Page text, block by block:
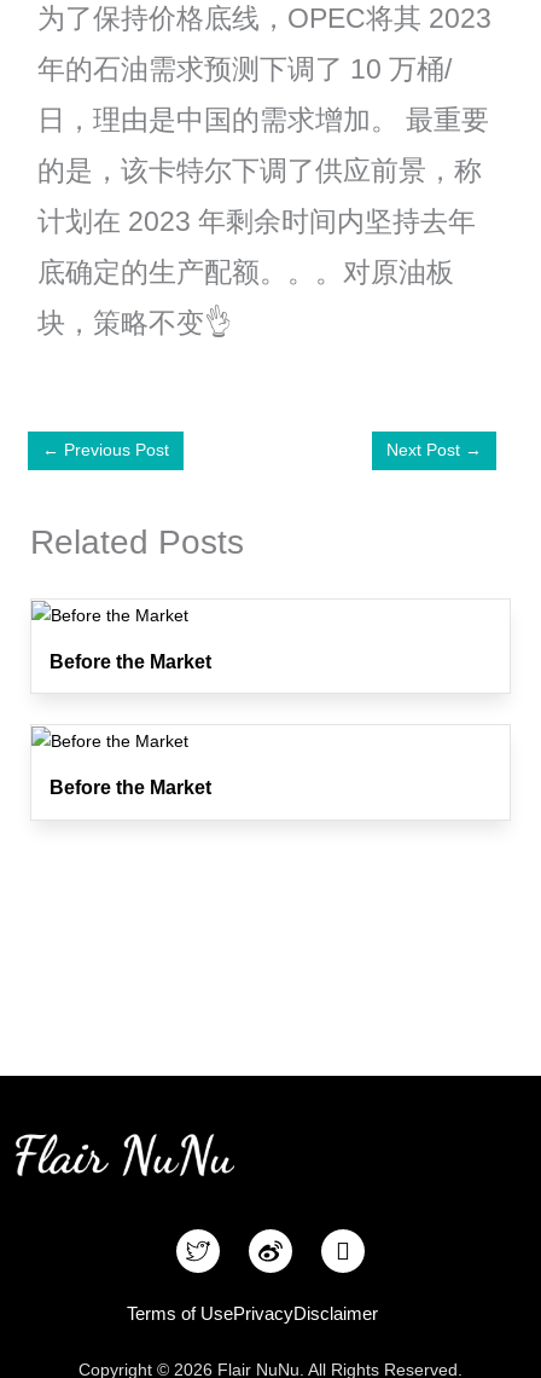
为了保持价格底线，OPEC将其 2023
年的石油需求预测下调了 10 万桶/
日，理由是中国的需求增加。 最重要
的是，该卡特尔下调了供应前景，称
计划在 2023 年剩余时间内坚持去年
底确定的生产配额。。。对原油板
块，策略不变👌
← Previous Post Next Post →
Related Posts
Before the Market
Before the Market
F
a
e
o
Terms of UsePrivacyDisclaimer
Copyright © 2026 Flair NuNu. All Rights Reserved.